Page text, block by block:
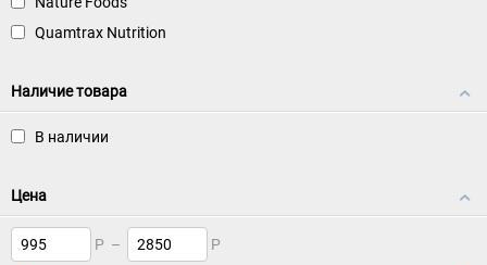
Quamtrax Nutrition
Наличие товара
В наличии
Цена
Р – Р